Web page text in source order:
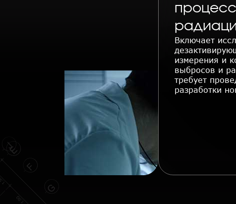
Включает
измерения и
выбросов и
требует
разработки